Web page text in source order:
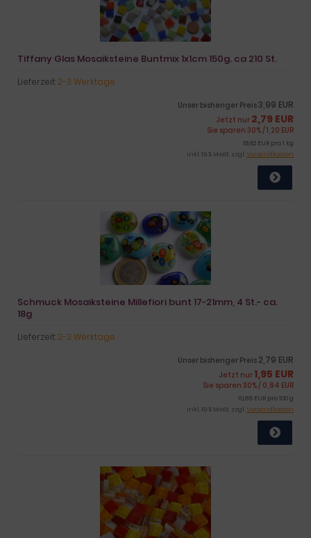
Tiffany Glas Mosaiksteine Buntmix 1x1cm 150g. ca 210 St.
Lieferzeit:2-3 Werktage
Unser bisheriger Preis3,99 EUR
Jetzt nur 2,79 EUR
Sie sparen 30% / 1,20 EUR
18,62 EUR pro 1 kg
inkl. 19 % MwSt. zzgl.Versandkosten
Schmuck Mosaiksteine Millefiori bunt 17-21mm, 4 St.- ca.
18g
Lieferzeit:2-3 Werktage
Unser bisheriger Preis 2,79 EUR
Jetzt nur1,95 EUR
Sie sparen 30% / 0,84 EUR
10,85 EUR pro 100 g
inkl. 19 % MwSt. zzgl.Versandkosten